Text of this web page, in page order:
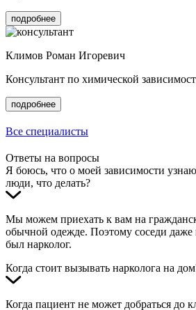
подробнее
Климов Роман Игоревич
Консультант по химической
подробнее
Все специалисты
Ответы на вопросы
Я боюсь, что о моей зависимости
люди, что делать?
Мы можем приехать к вам на
обычной одежде. Поэтому соседи даже
был нарколог.
Когда стоит вызывать нарколога на
Когда пациент не может добраться до